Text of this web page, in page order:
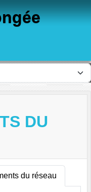
DU
du réseau